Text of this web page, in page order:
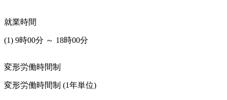
就業時間
(1) 9時00分 ～ 18時00分
変形労働時間制
変形労働時間制 (1年単位)